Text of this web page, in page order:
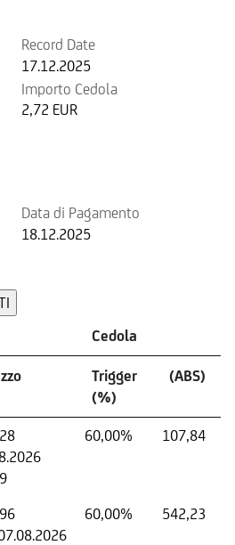
Record Date
17.12.2025
Importo Cedola
2,72 EUR
Data di Pagamento
18.12.2025
Cedola
Trigger
(%)
(ABS)
60,00% 107,84
60,00% 542,23